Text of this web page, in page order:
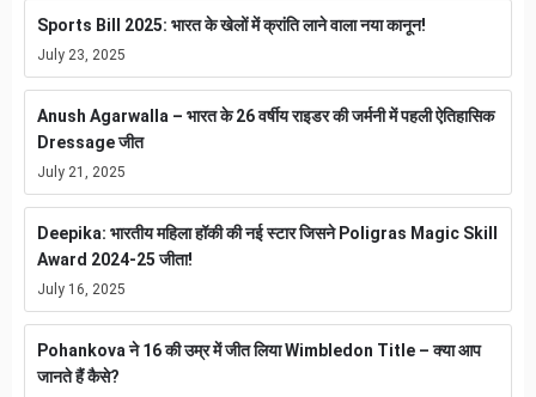
Sports Bill 2025: भारत के खेलों में क्रांति लाने वाला नया कानून!
July 23, 2025
Anush Agarwalla – भारत के 26 वर्षीय राइडर की जर्मनी में पहली ऐतिहासिक
Dressage जीत
July 21, 2025
Deepika: भारतीय महिला हॉकी की नई स्टार जिसने Poligras Magic Skill
Award 2024-25 जीता!
July 16, 2025
Pohankova ने 16 की उम्र में जीत लिया Wimbledon Title – क्या आप
जानते हैं कैसे?